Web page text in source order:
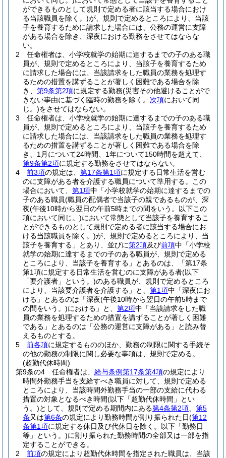
ができるものとして規則で定める者に該当する場合におけ
る当該職員を除く。)が、規則で定めるところにより、当該
子を養育するために請求した場合には、公務の運営に支障
がある場合を除き、深夜における勤務をさせてはならな
い。
2
任命権者は、小学校就学の始期に達するまでの子のある職
員が、規則で定めるところにより、当該子を養育するため
に請求した場合には、当該請求をした職員の業務を処理す
るための措置を講ずることが著しく困難である場合を除
き、 第9条第2項に規定する勤務(災害その他避けることがで
きない事由に基づく臨時の勤務を除く。 次項において同
じ。)をさせてはならない。
3
任命権者は、小学校就学の始期に達するまでの子のある職
員が、規則で定めるところにより、当該子を養育するため
に請求した場合には、当該請求をした職員の業務を処理す
るための措置を講ずることが著しく困難である場合を除
き、1月について24時間、1年について150時間を超えて、
第9条第2項に規定する勤務をさせてはならない。
4
前3項の規定は、 第17条第1項に規定する日常生活を営む
のに支障がある者を介護する職員について準用する。
この
場合において、 第1項中「小学校就学の始期に達するまでの
子のある職員(職員の配偶者で当該子の親であるものが、深
夜(午後10時から翌日の午前5時までの間をいう。以下この
項において同じ。)において常態として当該子を養育するこ
とができるものとして規則で定める者に該当する場合にお
ける当該職員を除く。)が、規則で定めるところにより、当
該子を養育する」とあり、並びに第2項及び前項中「小学校
就学の始期に達するまでの子のある職員が、規則で定める
ところにより、当該子を養育する」とあるのは、「第17条
第1項に規定する日常生活を営むのに支障がある者(以下
「要介護者」という。)のある職員が、規則で定めるところ
により、当該要介護者を介護する」と、 第1項中「深夜にお
ける」とあるのは「深夜(午後10時から翌日の午前5時まで
の間をいう。)における」と、 第2項中「当該請求をした職
員の業務を処理するための措置を講ずることが著しく困難
である」とあるのは「公務の運営に支障がある」と読み替
えるものとする。
5
前各項に規定するもののほか、勤務の制限に関する手続そ
の他の勤務の制限に関し必要な事項は、規則で定める。
(超勤代休時間)
第9条の4
任命権者は、 給与条例第17条第4項の規定により
時間外勤務手当を支給すべき職員に対して、規則で定める
ところにより、当該時間外勤務手当の一部の支給に代わる
措置の対象となるべき時間(以下「超勤代休時間」とい
う。)として、規則で定める期間内にある第4条第2項
第5
条又は第6条の規定により勤務時間が割り振られた日(第12
条第1項に規定する休日及び代休日を除く。以下「勤務日
等」という。)に割り振られた勤務時間の全部又は一部を指
定することができる。
2
前項の規定により超勤代休時間を指定された職員は、当該